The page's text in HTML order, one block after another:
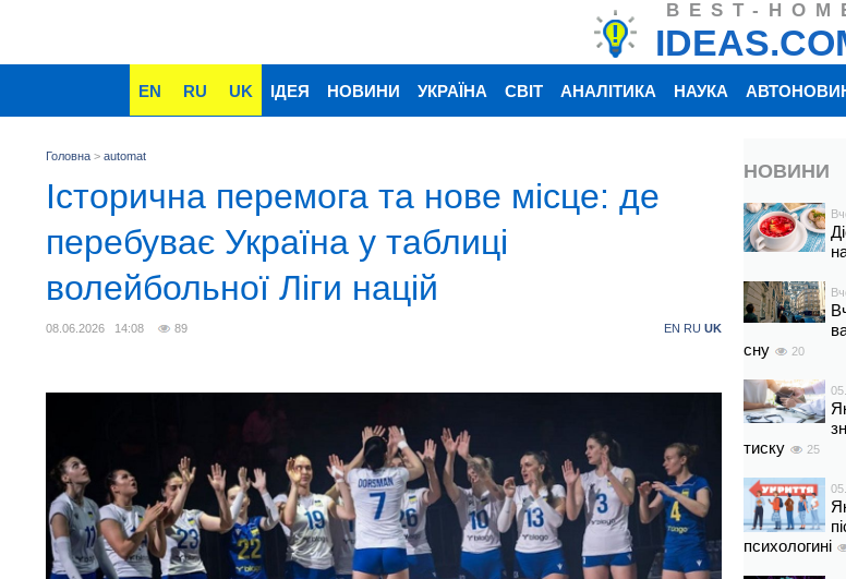
BEST-
EN RU UK ІДЕЯ НОВИНИ УКРАЇНА СВІТ АНАЛІТИКА НАУКА
Головна > automat
Історична перемога та нове місце: де
перебуває Україна у таблиці
волейбольної Ліги націй
08.06.2026 14:08 89 EN RU UK
НОВИНИ
сну
20
тиску
25
психологині